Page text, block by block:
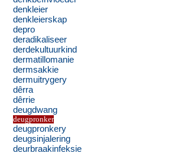
denkleier
denkleierskap
depro
deradikaliseer
derdekultuurkind
dermatillomanie
dermsakkie
dermuitrygery
dêrra
dêrrie
deugdwang
deugpronker
deugpronkery
deugsinjalering
deurbraakinfeksie